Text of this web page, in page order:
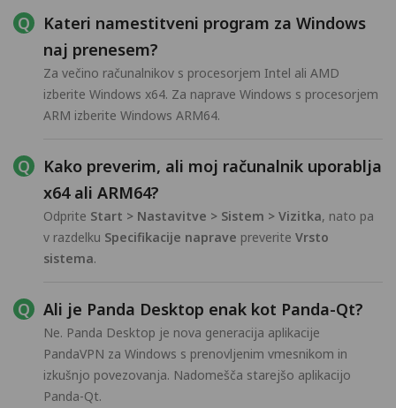
Kateri namestitveni program za Windows
naj prenesem?
Za večino računalnikov s procesorjem Intel ali AMD
izberite Windows x64. Za naprave Windows s procesorjem
ARM izberite Windows ARM64.
Kako preverim, ali moj računalnik uporablja
x64 ali ARM64?
Odprite Start > Nastavitve > Sistem > Vizitka, nato pa
v razdelku Specifikacije naprave preverite Vrsto
sistema.
Ali je Panda Desktop enak kot Panda-Qt?
Ne. Panda Desktop je nova generacija aplikacije
PandaVPN za Windows s prenovljenim vmesnikom in
izkušnjo povezovanja. Nadomešča starejšo aplikacijo
Panda-Qt.